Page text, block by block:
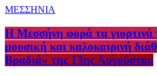
ΜΕΣΣΗΝΙΑ
Η Μεσσήνη φορά τα γιορτινά
μουσική και καλοκαιρινή
Βραδιά» της 13ης Αυγούστου